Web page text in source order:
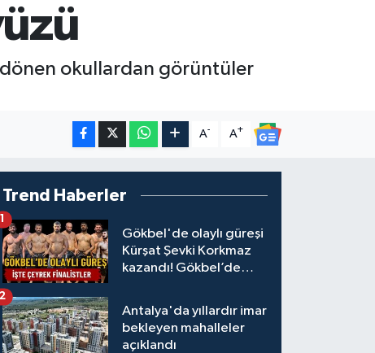
%1.11
dönen okullardan görüntüler
A- A+
Trend Haberler
Gökbel'de olaylı güreşi
Kürşat Şevki Korkmaz
kazandı! Gökbel’de
Gürbüz elendi!
1
Antalya'da yıllardır imar
bekleyen mahalleler
açıklandı
2